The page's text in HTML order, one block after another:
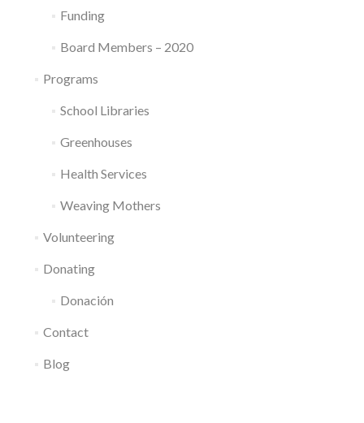
Funding
Board Members – 2020
Programs
School Libraries
Greenhouses
Health Services
Weaving Mothers
Volunteering
Donating
Donación
Contact
Blog